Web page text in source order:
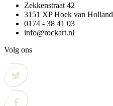
Zekkenstraat 42
3151 XP Hoek van Holland
0174 - 38 41 03
info@rockart.nl
Volg ons